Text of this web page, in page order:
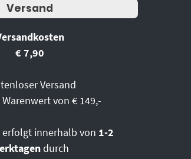
Versand
€ 7,90
Versand
von € 149,-
erfolgt innerhalb von 1-2
durch